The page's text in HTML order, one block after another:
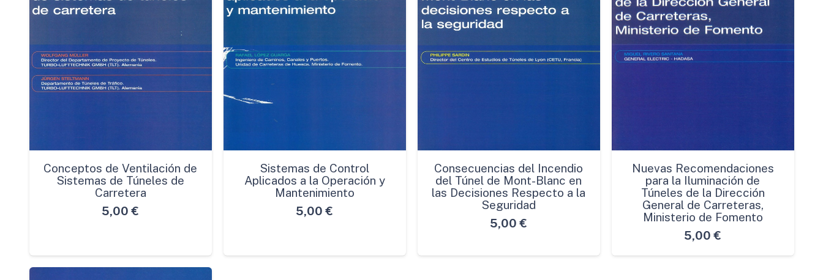
Conceptos de Ventilación de
Sistemas de Túneles de
Carretera
5,00 €
Sistemas de Control
Aplicados a la Operación y
Mantenimiento
5,00 €
Consecuencias del Incendio
del Túnel de Mont-Blanc en
las Decisiones Respecto a la
Seguridad
5,00 €
Nuevas Recomendaciones
para la Iluminación de
Túneles de la Dirección
General de Carreteras,
Ministerio de Fomento
5,00 €